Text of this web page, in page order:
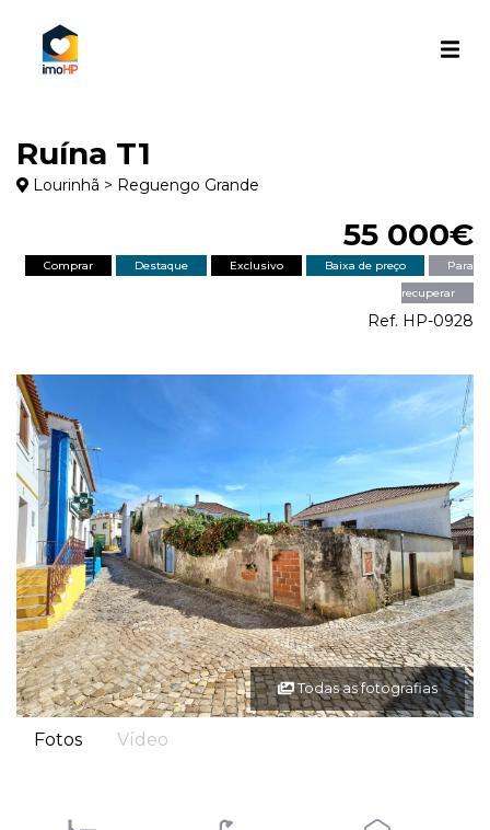
Ruína T1
Lourinhã > Reguengo Grande
55 000€
Comprar Destaque Exclusivo Baixa de preço
Para
recuperar
Ref. HP-0928
Todas as fotografias
Fotos Vídeo